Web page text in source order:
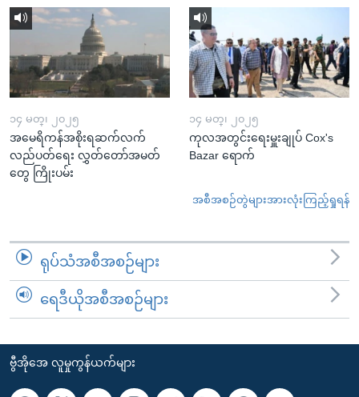
၁၄ မတ္၊ ၂၀၂၅
အမေရိကန်အစိုးရဆက်လက်
လည်ပတ်ရေး လွှတ်တော်အမတ်
တွေ ကြိုးပမ်း
၁၄ မတ္၊ ၂၀၂၅
ကုလအတွင်းရေးမှူးချုပ် Cox's
Bazar ရောက်
အစီအစဉ်တွဲများအားလုံးကြည့်ရှုရန်
ရုပ်သံအစီအစဉ်များ
ရေဒီယိုအစီအစဉ်များ
ဗွီအိုအေ လူမှုကွန်ယက်များ